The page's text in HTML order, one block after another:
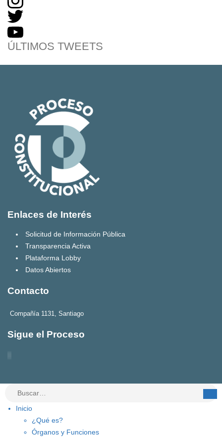
ÚLTIMOS TWEETS
Enlaces de Interés
Solicitud de Información Pública
Transparencia Activa
Plataforma Lobby
Datos Abiertos
Contacto
Compañía 1131, Santiago
Sigue el Proceso
Inicio
¿Qué es?
Órganos y Funciones